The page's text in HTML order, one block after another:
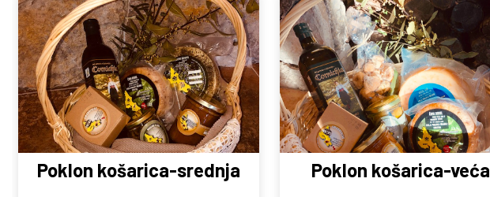
Poklon košarica-srednja Poklon košarica-veća